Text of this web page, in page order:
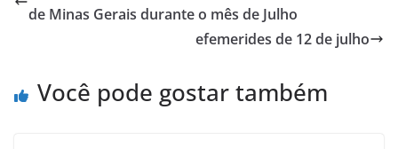
de Minas Gerais durante o mês de Julho
efemerides de 12 de julho
Você pode gostar também